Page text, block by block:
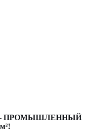
— ПРОМЫШЛЕННЫЙ